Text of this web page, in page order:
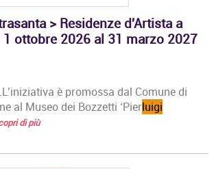
> Residenze d'Artista a
1 ottobre 2026 al 31 marzo 2027
è promossa dal Comune di
al Museo dei Bozzetti ‘Pierluigi
di più